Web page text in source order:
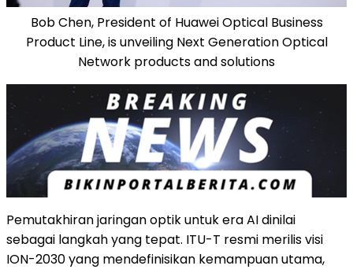
Bob Chen, President of Huawei Optical Business
Product Line, is unveiling Next Generation Optical
Network products and solutions
Pemutakhiran jaringan optik untuk era AI dinilai
sebagai langkah yang tepat. ITU-T resmi merilis visi
ION-2030 yang mendefinisikan kemampuan utama,